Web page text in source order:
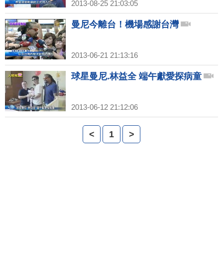
2013-08-25 21:03:05
曼尼今離台！機場感謝台灣
2013-06-21 21:13:16
球星曼尼.林益全 端午獻愛探病童
2013-06-12 21:12:06
< 1 >